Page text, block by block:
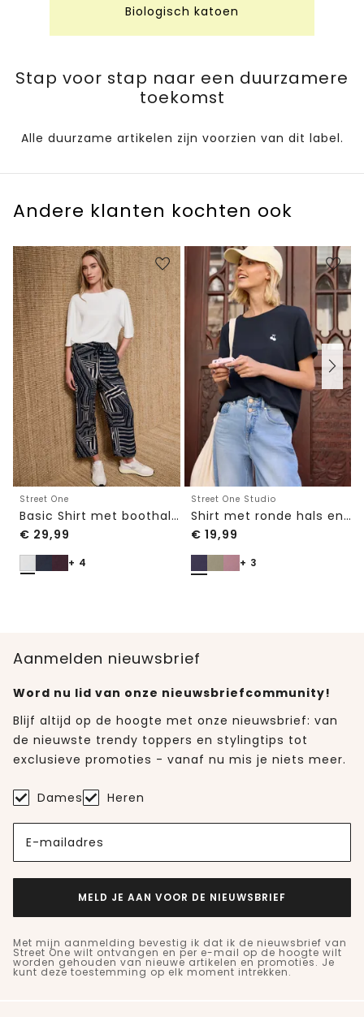
Biologisch katoen
Stap voor stap naar een duurzamere
toekomst
Alle duurzame artikelen zijn voorzien van dit label.
Andere klanten kochten ook
Street One
Basic Shirt met boothals en elastische zoom
€ 29,99
+ 4
Street One Studio
Shirt met ronde hals en geborduurd detail
€ 19,99
+ 3
Aanmelden nieuwsbrief
Word nu lid van onze nieuwsbriefcommunity!
Blijf altijd op de hoogte met onze nieuwsbrief: van
de nieuwste trendy toppers en stylingtips tot
exclusieve promoties - vanaf nu mis je niets meer.
Dames Heren
E-mailadres
MELD JE AAN VOOR DE NIEUWSBRIEF
Met mijn aanmelding bevestig ik dat ik de nieuwsbrief van
Street One wilt ontvangen en per e-mail op de hoogte wilt
worden gehouden van nieuwe artikelen en promoties. Je
kunt deze toestemming op elk moment intrekken.